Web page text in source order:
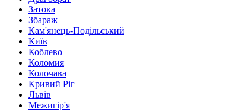
Затока
Збараж
Кам'янець-Подільський
Київ
Коблево
Коломия
Колочава
Кривий Ріг
Львів
Межигір'я